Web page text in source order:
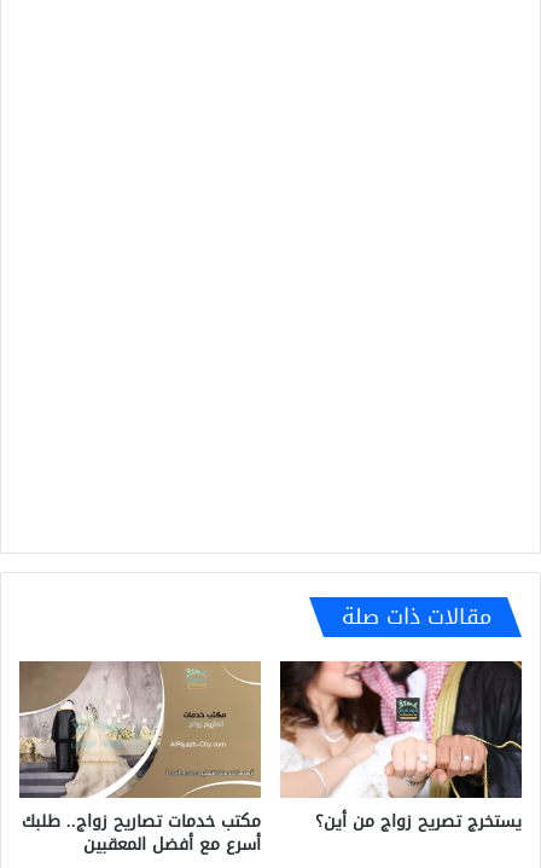
مقالات ذات صلة
يستخرج تصريح زواج من أين؟ مكتب خدمات تصاريح زواج.. طلبك
أسرع مع أفضل المعقبين